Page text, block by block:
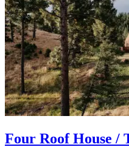
Four Roof House /